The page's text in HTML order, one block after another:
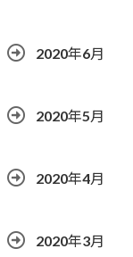
2020年6月
2020年5月
2020年4月
2020年3月